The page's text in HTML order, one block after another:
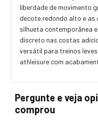
liberdade de movimento
decote redondo alto e as
silhueta contemporânea
discreto nas costas
versátil para treinos
athleisure com
Pergunte e veja
comprou